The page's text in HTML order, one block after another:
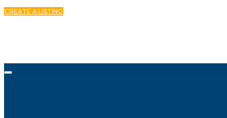
CREATE A LISTING